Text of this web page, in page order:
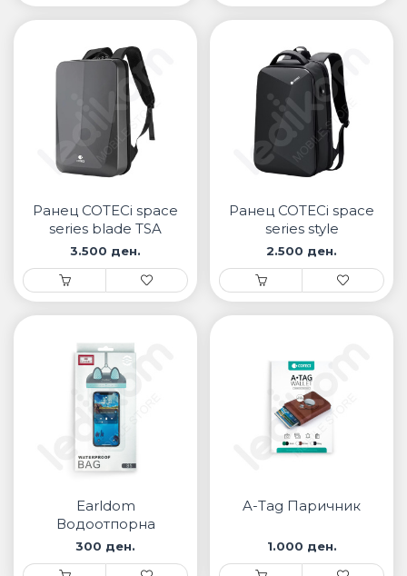
Ранец COTECi space
series blade TSA
combination lock
3.500 ден.
Ранец COTECi space
series style
2.500 ден.
Earldom
Водоотпорна
Торбичка за
Мобилен
300 ден.
A-Tag Паричник
1.000 ден.